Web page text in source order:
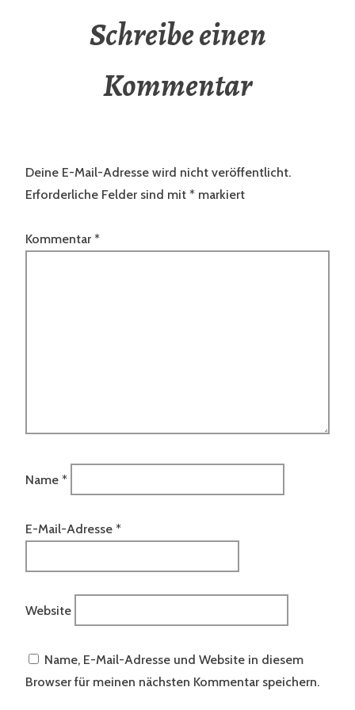
Schreibe einen
Kommentar
Deine E-Mail-Adresse wird nicht veröffentlicht.
Erforderliche Felder sind mit * markiert
Kommentar *
Name *
E-Mail-Adresse *
Website
Name, E-Mail-Adresse und Website in diesem
Browser für meinen nächsten Kommentar speichern.